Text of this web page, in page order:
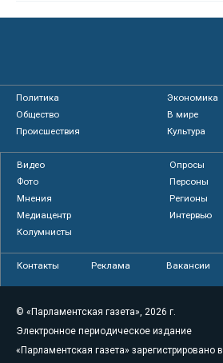
Политика
Экономика
Общество
В мире
Происшествия
Культура
Видео
Опросы
Фото
Персоны
Мнения
Регионы
Медиацентр
Интервью
Колумнисты
Контакты Реклама Вакансии
© «Парламентская газета», 2026 г.
Электронное периодическое издание
«Парламентская газета» зарегистрировано в